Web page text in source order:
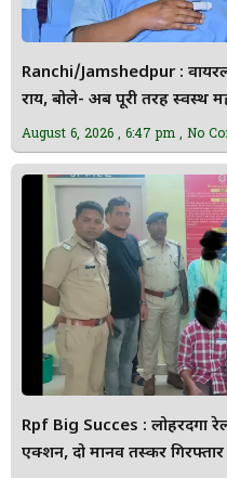
Ranchi/Jamshedpur :
राय, बोले- अब पूरी तरह स्वस्थ
August 6, 2026 6:47 pm No
Rpf Big Succes : लोहरदगा
एक्शन, दो मानव तस्कर गिरफ्तार